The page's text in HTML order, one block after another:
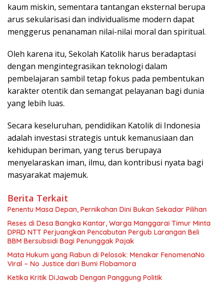
kaum miskin, sementara tantangan eksternal berupa
arus sekularisasi dan individualisme modern dapat
menggerus penanaman nilai-nilai moral dan spiritual.
Oleh karena itu, Sekolah Katolik harus beradaptasi
dengan mengintegrasikan teknologi dalam
pembelajaran sambil tetap fokus pada pembentukan
karakter otentik dan semangat pelayanan bagi dunia
yang lebih luas.
Secara keseluruhan, pendidikan Katolik di Indonesia
adalah investasi strategis untuk kemanusiaan dan
kehidupan beriman, yang terus berupaya
menyelaraskan iman, ilmu, dan kontribusi nyata bagi
masyarakat majemuk.
Berita Terkait
Penentu Masa Depan, Pernikahan Dini Bukan Sekadar Pilihan
Reses di Desa Bangka Kantar, Warga Manggarai Timur Minta
DPRD NTT Perjuangkan Pencabutan Pergub Larangan Beli
BBM Bersubsidi Bagi Penunggak Pajak
Mata Hukum yang Rabun di Pelosok: Menakar FenomenaNo
Viral – No Justice dari Bumi Flobamora
Ketika Kritik DiJawab Dengan Panggung Politik